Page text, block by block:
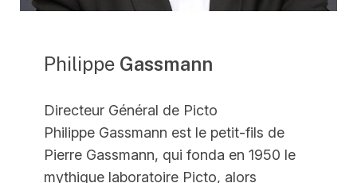
Philippe Gassmann
Directeur Général de Picto
Philippe Gassmann est le petit-fils de
Pierre Gassmann, qui fonda en 1950 le
mythique laboratoire Picto, alors